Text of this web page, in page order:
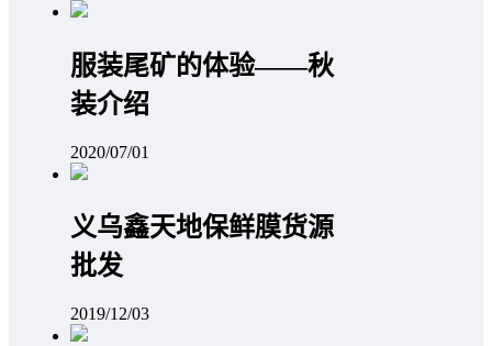
服装尾矿的体验——秋
装介绍
2020/07/01
义乌鑫天地保鲜膜货源
批发
2019/12/03